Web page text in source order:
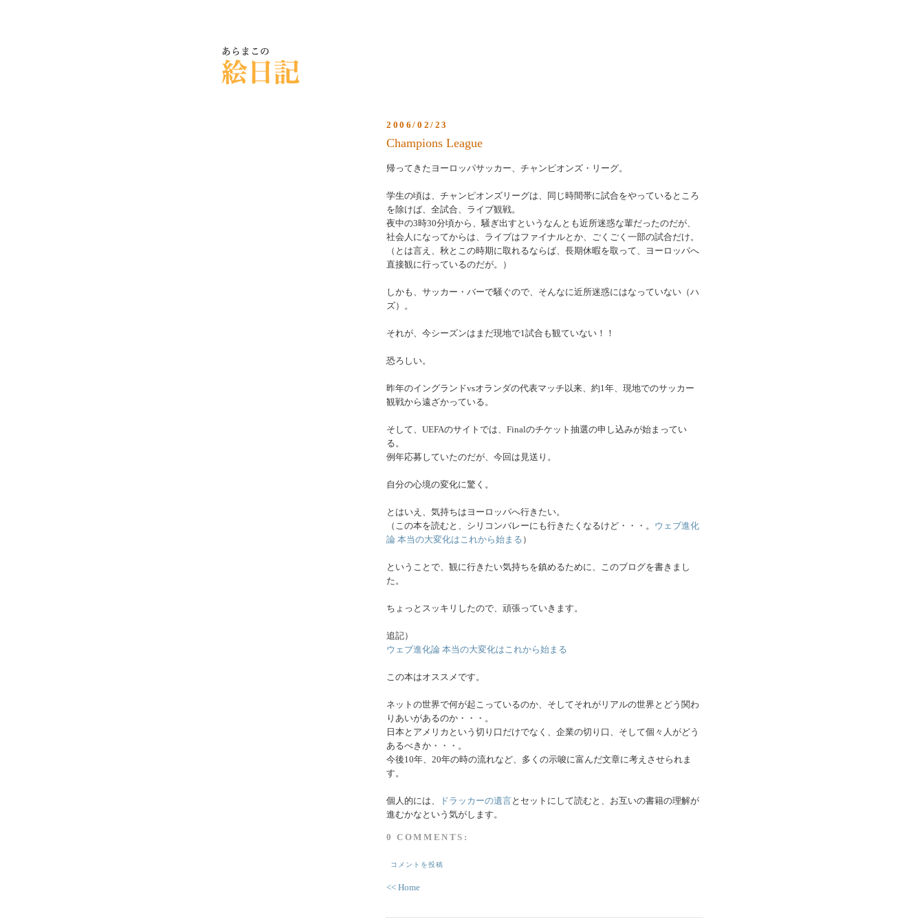
2006/02/23
Champions League
帰ってきたヨーロッパサッカー、チャンピオンズ・リーグ。
学生の頃は、チャンピオンズリーグは、同じ時間帯に試合をやっているところ
を除けば、全試合、ライブ観戦。
夜中の3時30分頃から、騒ぎ出すというなんとも近所迷惑な輩だったのだが、
社会人になってからは、ライブはファイナルとか、ごくごく一部の試合だけ。
（とは言え、秋とこの時期に取れるならば、長期休暇を取って、ヨーロッパへ
直接観に行っているのだが。）
しかも、サッカー・バーで騒ぐので、そんなに近所迷惑にはなっていない（ハ
ズ）。
それが、今シーズンはまだ現地で1試合も観ていない！！
恐ろしい。
昨年のイングランドvsオランダの代表マッチ以来、約1年、現地でのサッカー
観戦から遠ざかっている。
そして、UEFAのサイトでは、Finalのチケット抽選の申し込みが始まってい
る。
例年応募していたのだが、今回は見送り。
自分の心境の変化に驚く。
とはいえ、気持ちはヨーロッパへ行きたい。
（この本を読むと、シリコンバレーにも行きたくなるけど・・・。 ウェブ進化
論 本当の大変化はこれから始まる ）
ということで、観に行きたい気持ちを鎮めるために、このブログを書きまし
た。
ちょっとスッキリしたので、頑張っていきます。
追記）
ウェブ進化論 本当の大変化はこれから始まる
この本はオススメです。
ネットの世界で何が起こっているのか、そしてそれがリアルの世界とどう関わ
りあいがあるのか・・・。
日本とアメリカという切り口だけでなく、企業の切り口、そして個々人がどう
あるべきか・・・。
今後10年、20年の時の流れなど、多くの示唆に富んだ文章に考えさせられま
す。
個人的には、 ドラッカーの遺言とセットにして読むと、お互いの書籍の理解が
進むかなという気がします。
0 COMMENTS:
コメントを投稿
<< Home